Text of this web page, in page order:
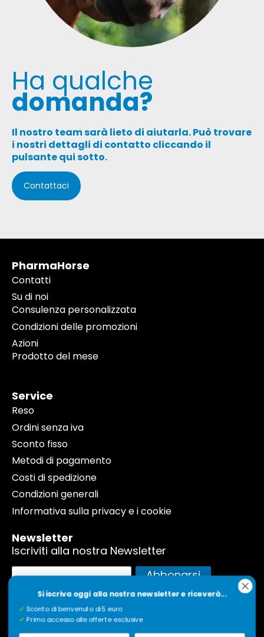
Ha qualche
domanda?
Il nostro team sarà lieto di aiutarla. Può trovare
i nostri dettagli di contatto cliccando il
pulsante qui sotto.
Contattaci
PharmaHorse
Contatti
Su di noi
Consulenza personalizzata
Condizioni delle promozioni
Azioni
Prodotto del mese
Service
Reso
Ordini senza iva
Sconto fisso
Metodi di pagamento
Costi di spedizione
Condizioni generali
Informativa sulla privacy e i cookie
Newsletter
Iscriviti alla nostra Newsletter
Iscriviti
nostra
Newsletter:
Abbonarsi
Utilizziamo questi dati solo per inviarvi la nostra
newsletter, con cadenza mensile, e non per scopi
commerciali come la pubblicità. Desidera
Si iscriva oggi alla nostra newsletter e riceverà...
✔ Sconto di benvenuto di 5 euro
✔ Primo accesso alle offerte esclusive